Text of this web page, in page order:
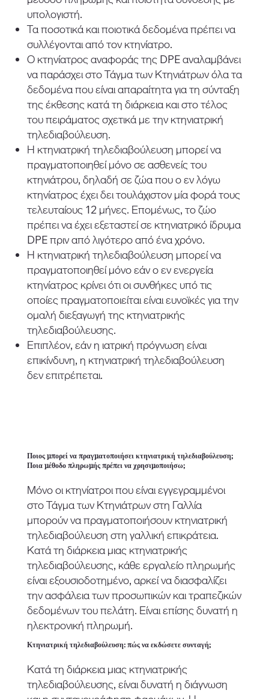
υπολογιστή.
Τα ποσοτικά και ποιοτικά δεδομένα πρέπει να
συλλέγονται από τον κτηνίατρο.
Ο κτηνίατρος αναφοράς της DPE αναλαμβάνει
να παράσχει στο Τάγμα των Κτηνιάτρων όλα τα
δεδομένα που είναι απαραίτητα για τη σύνταξη
της έκθεσης κατά τη διάρκεια και στο τέλος
του πειράματος σχετικά με την κτηνιατρική
τηλεδιαβούλευση.
Η κτηνιατρική τηλεδιαβούλευση μπορεί να
πραγματοποιηθεί μόνο σε ασθενείς του
κτηνιάτρου, δηλαδή σε ζώα που ο εν λόγω
κτηνίατρος έχει δει τουλάχιστον μία φορά τους
τελευταίους 12 μήνες. Επομένως, το ζώο
πρέπει να έχει εξεταστεί σε κτηνιατρικό ίδρυμα
DPE πριν από λιγότερο από ένα χρόνο.
Η κτηνιατρική τηλεδιαβούλευση μπορεί να
πραγματοποιηθεί μόνο εάν ο εν ενεργεία
κτηνίατρος κρίνει ότι οι συνθήκες υπό τις
οποίες πραγματοποιείται είναι ευνοϊκές για την
ομαλή διεξαγωγή της κτηνιατρικής
τηλεδιαβούλευσης.
Επιπλέον, εάν η ιατρική πρόγνωση είναι
επικίνδυνη, η κτηνιατρική τηλεδιαβούλευση
δεν επιτρέπεται.
Ποιος μπορεί να πραγματοποιήσει κτηνιατρική τηλεδιαβούλευση;
Ποια μέθοδο πληρωμής πρέπει να χρησιμοποιήσω;
Μόνο οι κτηνίατροι που είναι εγγεγραμμένοι
στο Τάγμα των Κτηνιάτρων στη Γαλλία
μπορούν να πραγματοποιήσουν κτηνιατρική
τηλεδιαβούλευση στη γαλλική επικράτεια.
Κατά τη διάρκεια μιας κτηνιατρικής
τηλεδιαβούλευσης, κάθε εργαλείο πληρωμής
είναι εξουσιοδοτημένο, αρκεί να διασφαλίζει
την ασφάλεια των προσωπικών και τραπεζικών
δεδομένων του πελάτη. Είναι επίσης δυνατή η
ηλεκτρονική πληρωμή.
Κτηνιατρική τηλεδιαβούλευση: πώς να εκδώσετε συνταγή;
Κατά τη διάρκεια μιας κτηνιατρικής
τηλεδιαβούλευσης, είναι δυνατή η διάγνωση